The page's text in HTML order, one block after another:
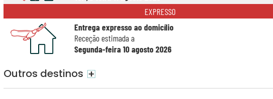
EXPRESSO
Entrega expresso ao domicílio
Receção estimada a
Segunda-feira 10 agosto 2026
Outros destinos +